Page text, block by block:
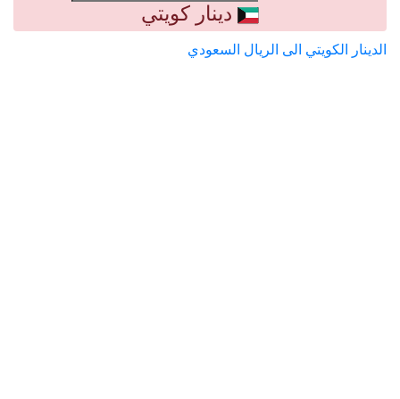
دينار كويتي
الدينار الكويتي الى الريال السعودي